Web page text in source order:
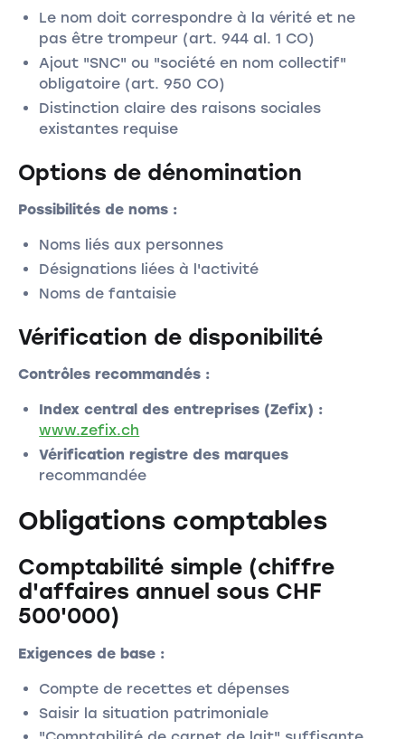
Le nom doit correspondre à la vérité et ne
pas être trompeur (art. 944 al. 1 CO)
Ajout "SNC" ou "société en nom collectif"
obligatoire (art. 950 CO)
Distinction claire des raisons sociales
existantes requise
Options de dénomination
Possibilités de noms :
Noms liés aux personnes
Désignations liées à l'activité
Noms de fantaisie
Vérification de disponibilité
Contrôles recommandés :
Index central des entreprises (Zefix) :
www.zefix.ch
Vérification registre des marques
recommandée
Obligations comptables
Comptabilité simple (chiffre
d'affaires annuel sous CHF
500'000)
Exigences de base :
Compte de recettes et dépenses
Saisir la situation patrimoniale